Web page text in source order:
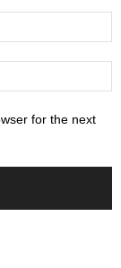
for the next